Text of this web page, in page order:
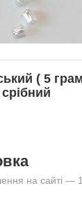
( 5
на сайті —